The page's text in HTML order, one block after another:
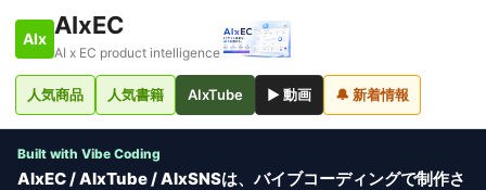
AIx AIxEC
AI x EC product intelligence
人気商品 人気書籍 AIxTube ▶ 動画 🔔 新着情報
Built with Vibe Coding
AIxEC / AIxTube / AIxSNSは、バイブコーディングで制作さ